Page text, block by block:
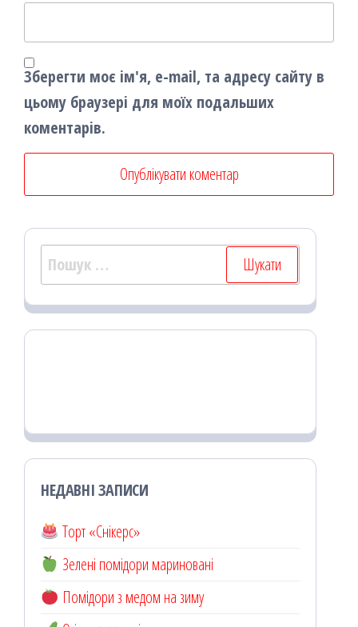
Зберегти моє ім'я, e-mail, та адресу сайту в
цьому браузері для моїх подальших
коментарів.
Пошук:
НЕДАВНІ ЗАПИСИ
Торт «Снікерс»
Зелені помідори мариновані
Помідори з медом на зиму